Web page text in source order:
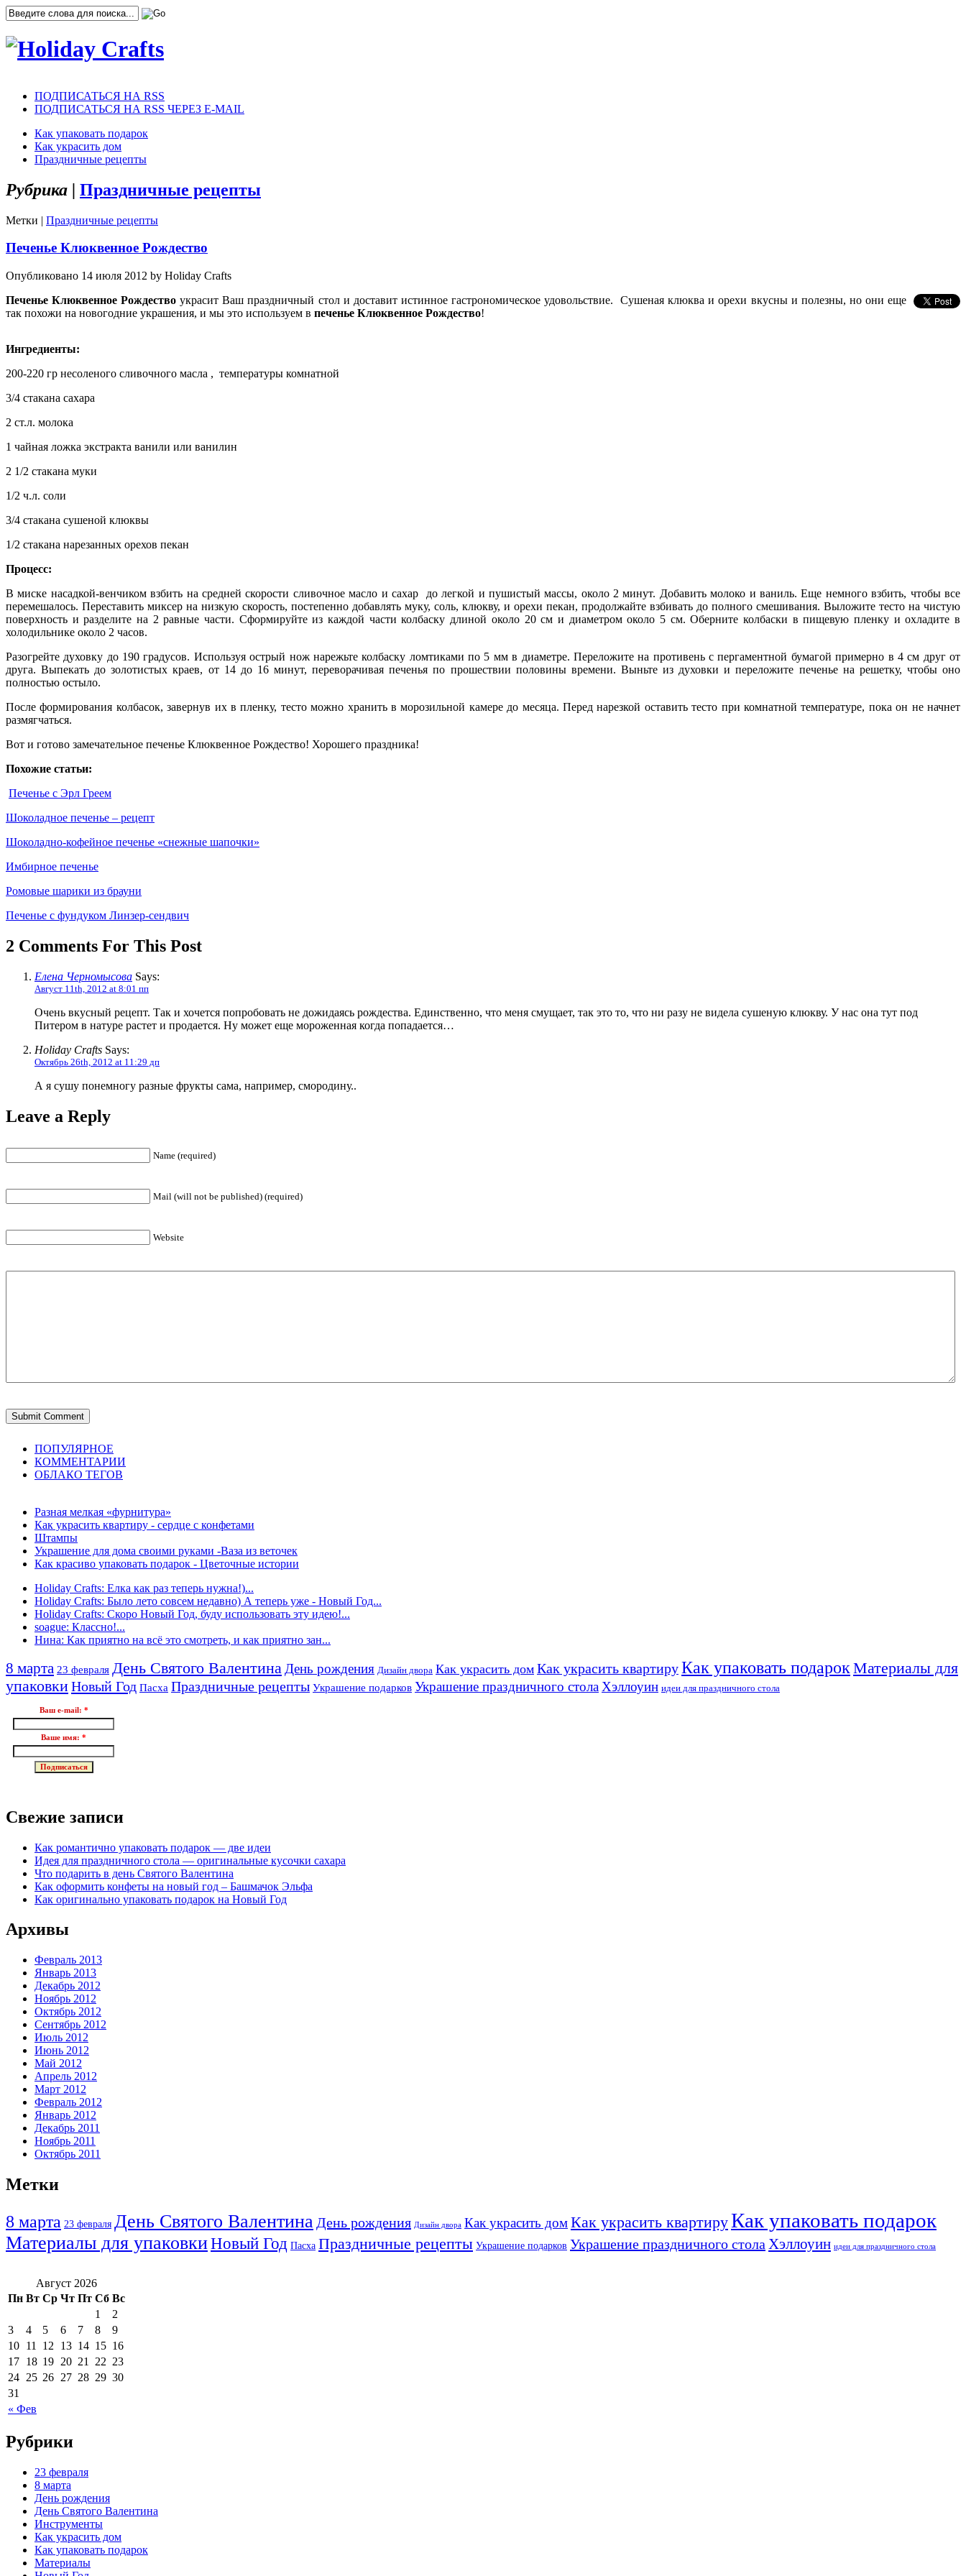
ПОДПИСАТЬСЯ НА RSS
ПОДПИСАТЬСЯ НА RSS ЧЕРЕЗ E-MAIL
Как упаковать подарок
Как украсить дом
Праздничные рецепты
Рубрика | Праздничные рецепты
Метки | Праздничные рецепты
Печенье Клюквенное Рождество
Опубликовано 14 июля 2012 by Holiday Crafts
Печенье Клюквенное Рождество украсит Ваш праздничный стол и доставит истинное гастрономическое удовольствие. Сушеная клюква и орехи вкусны и полезны, но они еще
так похожи на новогодние украшения, и мы это используем в печенье Клюквенное Рождество!
Ингредиенты:
200-220 гр несоленого сливочного масла , температуры комнатной
3/4 стакана сахара
2 ст.л. молока
1 чайная ложка экстракта ванили или ванилин
2 1/2 стакана муки
1/2 ч.л. соли
3/4 стакана сушеной клюквы
1/2 стакана нарезанных орехов пекан
Процесс:
В миске насадкой-венчиком взбить на средней скорости сливочное масло и сахар до легкой и пушистый массы, около 2 минут. Добавить молоко и ваниль. Еще немного взбить, чтобы все
перемешалось. Переставить миксер на низкую скорость, постепенно добавлять муку, соль, клюкву, и орехи пекан, продолжайте взбивать до полного смешивания. Выложите тесто на чистую
поверхность и разделите на 2 равные части. Сформируйте из каждой части колбаску длиной около 20 см и диаметром около 5 см. Оберните колбаски в пищевую пленку и охладите в
холодильнике около 2 часов.
Разогрейте духовку до 190 градусов. Используя острый нож нарежьте колбаску ломтиками по 5 мм в диаметре. Переложите на противень с пергаментной бумагой примерно в 4 см друг от
друга. Выпекать до золотистых краев, от 14 до 16 минут, переворачивая печенья по прошествии половины времени. Выньте из духовки и переложите печенье на решетку, чтобы оно
полностью остыло.
После формирования колбасок, завернув их в пленку, тесто можно хранить в морозильной камере до месяца. Перед нарезкой оставить тесто при комнатной температуре, пока он не начнет
размягчаться.
Вот и готово замечательное печенье Клюквенное Рождество! Хорошего праздника!
Похожие статьи:
Печенье с Эрл Греем
Шоколадное печенье – рецепт
Шоколадно-кофейное печенье «снежные шапочки»
Имбирное печенье
Ромовые шарики из брауни
Печенье с фундуком Линзер-сендвич
2 Comments For This Post
Елена Черномысова Says:
Август 11th, 2012 at 8:01 пп
Очень вкусный рецепт. Так и хочется попробовать не дожидаясь рождества. Единственно, что меня смущает, так это то, что ни разу не видела сушеную клюкву. У нас она тут под
Питером в натуре растет и продается. Ну может еще мороженная когда попадается…
Holiday Crafts Says:
Октябрь 26th, 2012 at 11:29 дп
А я сушу понемногу разные фрукты сама, например, смородину..
Leave a Reply
Name (required)
Mail (will not be published) (required)
Website
ПОПУЛЯРНОЕ
КОММЕНТАРИИ
ОБЛАКО ТЕГОВ
Разная мелкая «фурнитура»
Как украсить квартиру - сердце с конфетами
Штампы
Украшение для дома своими руками -Ваза из веточек
Как красиво упаковать подарок - Цветочные истории
Holiday Crafts: Елка как раз теперь нужна!)...
Holiday Crafts: Было лето совсем недавно) А теперь уже - Новый Год...
Holiday Crafts: Скоро Новый Год, буду использовать эту идею!...
soague: Классно!...
Нина: Как приятно на всё это смотреть, и как приятно зан...
8 марта 23 февраля День Святого Валентина День рождения Дизайн двора Как украсить дом Как украсить квартируКак упаковать подарок Материалы для
упаковкиНовый Год Пасха Праздничные рецепты Украшение подарков Украшение праздничного стола Хэллоуин идеи для праздничного стола
Ваш e-mail: *
Ваше имя: *
Свежие записи
Как романтично упаковать подарок — две идеи
Идея для праздничного стола — оригинальные кусочки сахара
Что подарить в день Святого Валентина
Как оформить конфеты на новый год – Башмачок Эльфа
Как оригинально упаковать подарок на Новый Год
Архивы
Февраль 2013
Январь 2013
Декабрь 2012
Ноябрь 2012
Октябрь 2012
Сентябрь 2012
Июль 2012
Июнь 2012
Май 2012
Апрель 2012
Март 2012
Февраль 2012
Январь 2012
Декабрь 2011
Ноябрь 2011
Октябрь 2011
Метки
8 марта 23 февраля День Святого Валентина День рождения Дизайн двора Как украсить домКак украсить квартируКак упаковать подарок
Материалы для упаковкиНовый Год Пасха Праздничные рецепты Украшение подарков Украшение праздничного стола Хэллоуин идеи для праздничного стола
Август 2026
Пн Вт Ср Чт Пт Сб Вс
« Фев
1
2
3
4 5 6 7 8
9
10 11 12 13 14 15 16
17 18 19 20 21 22 23
24 25 26 27 28 29 30
31
Рубрики
23 февраля
8 марта
День рождения
День Святого Валентина
Инструменты
Как украсить дом
Как упаковать подарок
Материалы